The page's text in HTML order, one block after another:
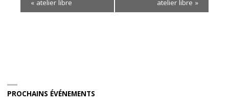
« atelier libre atelier libre »
PROCHAINS ÉVÉNEMENTS